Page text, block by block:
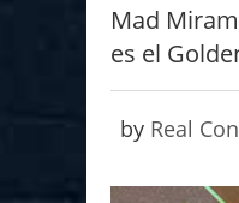
Mad
es el
by Real